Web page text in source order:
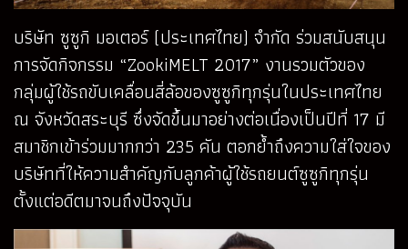
บริษัท ซูซูกิ มอเตอร์ (ประเทศไทย) จำกัด ร่วมสนับสนุน
การจัดกิจกรรม “ZookiMELT 2017” งานรวมตัวของ
กลุ่มผู้ใช้รถขับเคลื่อนสี่ล้อของซูซูกิทุกรุ่นในประเทศไทย
ณ จังหวัดสระบุรี ซึ่งจัดขึ้นมาอย่างต่อเนื่องเป็นปีที่ 17 มี
สมาชิกเข้าร่วมมากกว่า 235 คัน ตอกย้ำถึงความใส่ใจของ
บริษัทที่ให้ความสำคัญกับลูกค้าผู้ใช้รถยนต์ซูซูกิทุกรุ่น
ตั้งแต่อดีตมาจนถึงปัจจุบัน